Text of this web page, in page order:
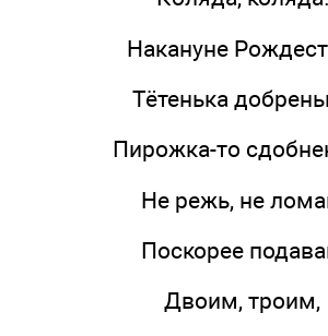
Накануне
Тётенька
Пирожка-то
Не режь, не
Поскорее
Двоим, троим,